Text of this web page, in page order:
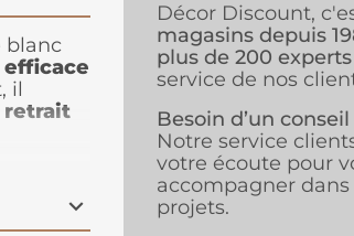
blanc
il
retrait
et
Décor Discount,
magasins depuis
plus de 200 experts
service de nos
Besoin d’un
Notre service
votre écoute pour
accompagner dans
projets.